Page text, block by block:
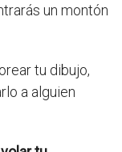
un montón
tu dibujo,
a alguien